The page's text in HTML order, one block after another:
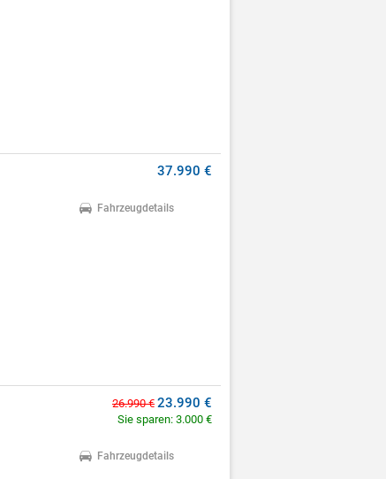
37.990 €
Fahrzeugdetails
26.990 € 23.990 €
Sie sparen: 3.000 €
Fahrzeugdetails